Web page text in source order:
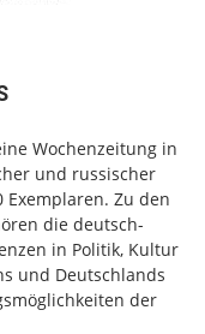
Wochenzeitung in
und russischer
Zu den
die deutsch-
in Politik, Kultur
und Deutschlands
der